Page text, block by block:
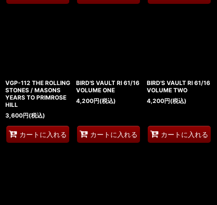
VGP-112 THE ROLLING
STONES / MASONS
YEARS TO PRIMROSE
HILL
3,600円(税込)
カートに入れる
BIRD'S VAULT RI 61/16
VOLUME ONE
4,200円(税込)
カートに入れる
BIRD'S VAULT RI 61/16
VOLUME TWO
4,200円(税込)
カートに入れる